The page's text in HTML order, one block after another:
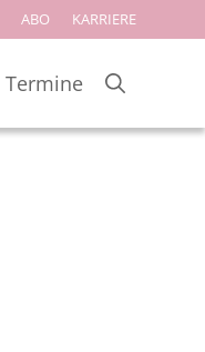
ABO KARRIERE
Termine